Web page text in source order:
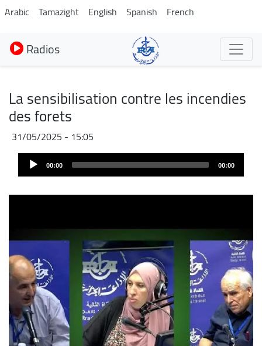
Aller
au
contenu
principal
Arabic Tamazight English Spanish French
Radios
La sensibilisation contre les incendies
des forets
31/05/2025 - 15:05
Fichier
Audio
Player 00:00 00:00